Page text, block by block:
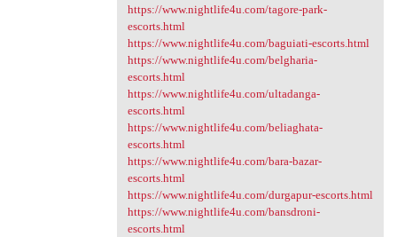
https://www.nightlife4u.com/tagore-park-
escorts.html
https://www.nightlife4u.com/baguiati-escorts.html
https://www.nightlife4u.com/belgharia-
escorts.html
https://www.nightlife4u.com/ultadanga-
escorts.html
https://www.nightlife4u.com/beliaghata-
escorts.html
https://www.nightlife4u.com/bara-bazar-
escorts.html
https://www.nightlife4u.com/durgapur-escorts.html
https://www.nightlife4u.com/bansdroni-
escorts.html